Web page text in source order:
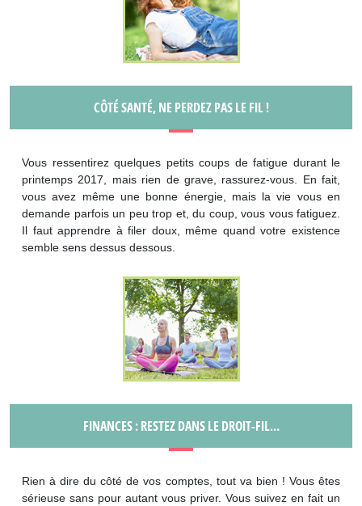
CÔTÉ SANTÉ, NE PERDEZ PAS LE FIL !
Vous ressentirez quelques petits coups de fatigue durant le
printemps 2017, mais rien de grave, rassurez-vous. En fait,
vous avez même une bonne énergie, mais la vie vous en
demande parfois un peu trop et, du coup, vous vous fatiguez.
Il faut apprendre à filer doux, même quand votre existence
semble sens dessus dessous.
FINANCES : RESTEZ DANS LE DROIT-FIL…
Rien à dire du côté de vos comptes, tout va bien ! Vous êtes
sérieuse sans pour autant vous priver. Vous suivez en fait un